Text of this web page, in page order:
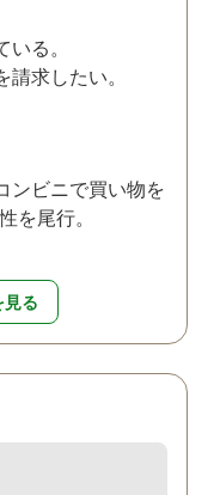
る。
求したい。
ンビニで買い物を
を尾行。
見る